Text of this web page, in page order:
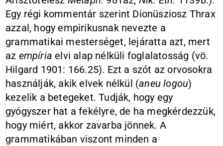
Egy régi kommentár szerint Dionüsziosz Thrax
azzal, hogy empirikusnak nevezte a
grammatikai mesterséget, lejáratta azt, mert
az empíria elvi alap nélküli foglalatosság (vö.
Hilgard 1901: 166.25). Ezt a szót az orvosokra
használják, akik elvek nélkül (aneu logou)
kezelik a betegeket. Tudják, hogy egy
gyógyszer hat a fekélyre, de ha megkérdezzük,
hogy miért, akkor zavarba jönnek. A
grammatikában viszont minden a